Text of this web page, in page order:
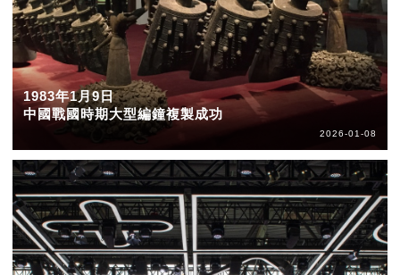
1983年1月9日
中國戰國時期大型編鐘複製成功
2026-01-08